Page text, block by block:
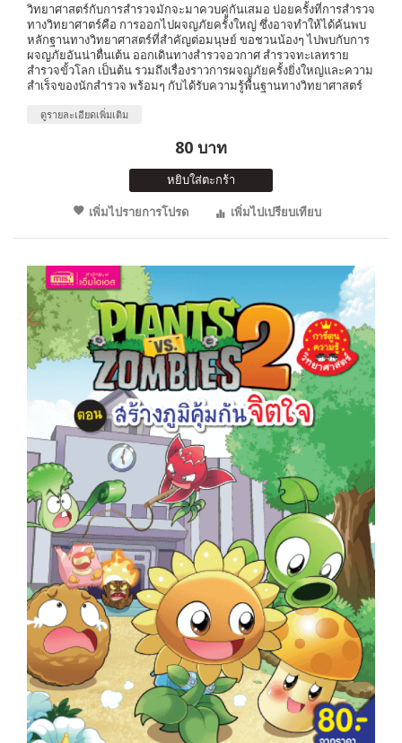
วิทยาศาสตร์กับการสำรวจมักจะมาควบคู่กันเสมอ บ่อยครั้งที่การสำรวจ
ทางวิทยาศาตร์คือ การออกไปผจญภัยครั้งใหญ่ ซึ่งอาจทำให้ได้ค้นพบ
หลักฐานทางวิทยาศาสตร์ที่สำคัญต่อมนุษย์ ขอชวนน้องๆ ไปพบกับการ
ผจญภัยอันน่าตื่นเต้น ออกเดินทางสำรวจอวกาศ สำรวจทะเลทราย
สำรวจขั้วโลก เป็นต้น รวมถึงเรื่องราวการผจญภัยครั้งยิ่งใหญ่และความ
สำเร็จของนักสำรวจ พร้อมๆ กับได้รับความรู้พื้นฐานทางวิทยาศาสตร์
ดูรายละเอียดเพิ่มเติม
80 บาท
หยิบใส่ตะกร้า
เพิ่มไปรายการโปรด
เพิ่มไปเปรียบเทียบ